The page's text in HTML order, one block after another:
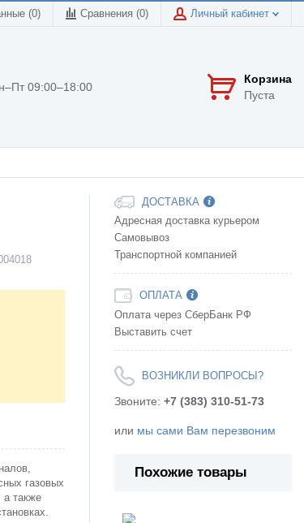
(0) Сравнения (0) Личный кабинет
09:00–18:00
Корзина
Пуста
газовых
а также
ДОСТАВКА
Адресная доставка курьером
Самовывоз
Транспортной компанией
ОПЛАТА
Оплата через СберБанк РФ
Выставить счет
ВОЗНИКЛИ ВОПРОСЫ?
Звоните: +7 (383) 310-51-73
или мы сами Вам перезвоним
Похожие товары